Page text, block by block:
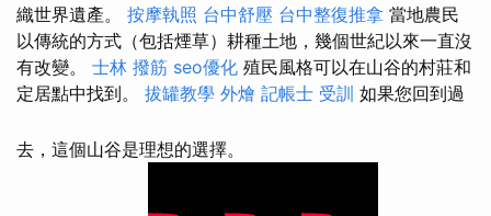
織世界遺產。 按摩執照 台中舒壓 台中整復推拿 當地農民
以傳統的方式（包括煙草）耕種土地，幾個世紀以來一直沒
有改變。 士林 撥筋 seo優化 殖民風格可以在山谷的村莊和
定居點中找到。 拔罐教學 外燴 記帳士 受訓 如果您回到過
去，這個山谷是理想的選擇。